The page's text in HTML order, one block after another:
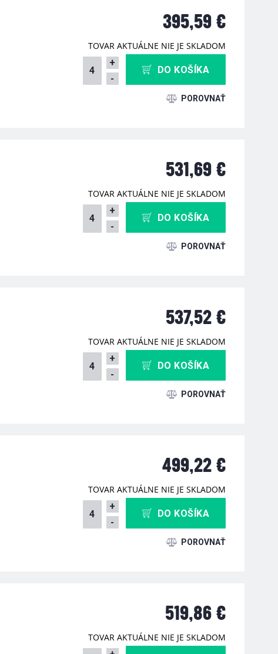
395,59 €
TOVAR AKTUÁLNE NIE JE SKLADOM
+
-
DO KOŠÍKA
531,69 €
TOVAR AKTUÁLNE NIE JE SKLADOM
+
-
DO KOŠÍKA
537,52 €
TOVAR AKTUÁLNE NIE JE SKLADOM
+
-
DO KOŠÍKA
499,22 €
TOVAR AKTUÁLNE NIE JE SKLADOM
+
-
DO KOŠÍKA
519,86 €
TOVAR AKTUÁLNE NIE JE SKLADOM